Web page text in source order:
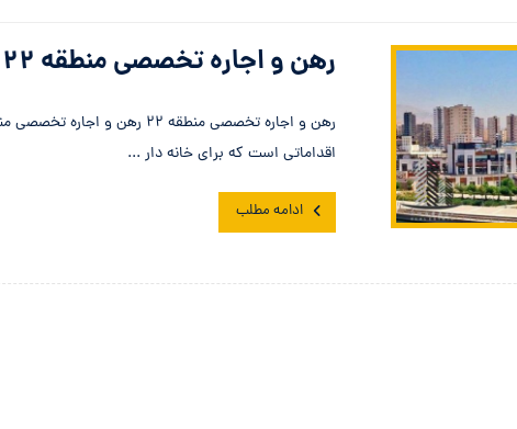
رهن و اجاره تخصصی منطقه ۲۲
اقداماتی است که برای خانه دار ...
ادامه مطلب